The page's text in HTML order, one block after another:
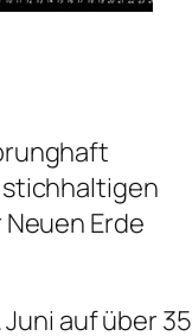
Erde
auf über 35